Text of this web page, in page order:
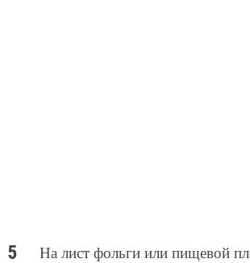
На лист фольги или пищевой